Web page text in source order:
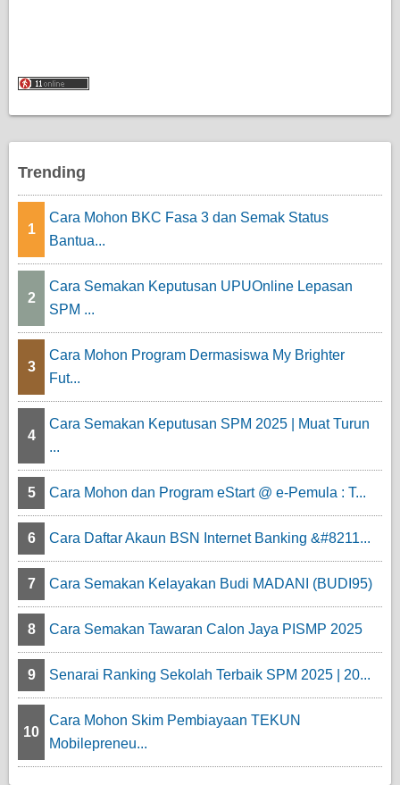
Trending
1
Cara Mohon BKC Fasa 3 dan Semak Status
Bantua...
2
Cara Semakan Keputusan UPUOnline Lepasan
SPM ...
3
Cara Mohon Program Dermasiswa My Brighter
Fut...
4
Cara Semakan Keputusan SPM 2025 | Muat Turun
...
5 Cara Mohon dan Program eStart @ e-Pemula : T...
6 Cara Daftar Akaun BSN Internet Banking &#8211...
7 Cara Semakan Kelayakan Budi MADANI (BUDI95)
8 Cara Semakan Tawaran Calon Jaya PISMP 2025
9 Senarai Ranking Sekolah Terbaik SPM 2025 | 20...
10
Cara Mohon Skim Pembiayaan TEKUN
Mobilepreneu...